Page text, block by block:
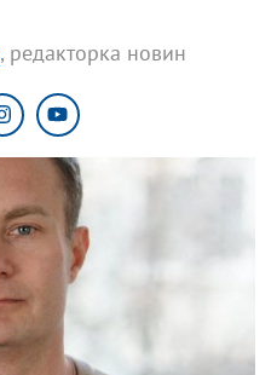
, редакторка новин